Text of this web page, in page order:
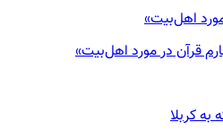
اهل‌بیت»
قرآن در مورد اهل‌بیت»
کربلا